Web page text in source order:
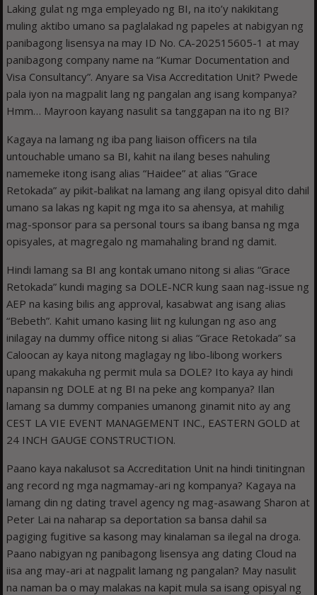
Laking gulat ng mga empleyado ng BI, na ito’y nakikitang
muling aktibo umano sa paglalakad ng papeles at nabigyan ng
panibagong lisensya na may ID No. CA-202515605-1 at may
panibagong company name na “Kumar Documentation and
Visa Consultancy”. Anyare sa Visa Accreditation Unit? Pwede
pala iyon na magpalit lang ng pangalan ang isang kompanya?
Hmm… Mayroon kayang nasulit sa tanggapan na ito ng BI?
Kagaya na lamang ng iba pang liaison officers na tila
untouchable umano sa BI, kahit na ilang beses nahuling
namemeke itong isang alias “Haidee” at alias “Grace
Retokada” ay pikit-balikat na lamang ang ilang opisyal dito dahil
umano sa lakas ng kapit ng mga ito sa ahensya, at mahilig
mag-sponsor para sa personal tours sa ibang bansa ng mga
opisyales, at magregalo ng mamahaling brand ng damit.
Hindi lamang sa BI ang kontak umano nitong si alias “Grace
Retokada” kundi maging sa DOLE-NCR kung saan nag-issue ng
AEP na kasing bilis ang approval, kasabwat ang isang alias
“Bebeth”. Kahit umano kasing liit ng kulungan ng aso ang
inilagay na dummy office nitong si alias “Grace Retokada” sa
Caloocan ay kaya nitong maglagay ng libo-libong workers
upang makakuha ng permit mula sa DOLE? Ito kaya ay hindi
napansin ng DOLE at ng BI na peke ang kompanya? Ilan
lamang sa dummy companies umanong ginamit nito ay ang
CEST LA VIE EVENT MANAGEMENT INC., EASTERN GOLD at
24 INCH GAUGE CONSTRUCTION.
Paano kaya nakalusot sa Accreditation Unit na hindi tinitingnan
ang record ng mga nagmamay-ari ng kompanya? Kagaya na
lamang din ng dating travel agency ng mag-asawang Sharon at
Peter Lai na naharap sa deportation sa bansa dahil sa
pagiging fugitive sa kasong may kinalaman sa ilegal na droga.
Paano nabigyan ng panibagong lisensya ang dating Cloud na
iisa ang may-ari at nagpalit lamang ng pangalan? May nasulit
na naman ba o may malakas na kapit mula sa isang opisyal ng